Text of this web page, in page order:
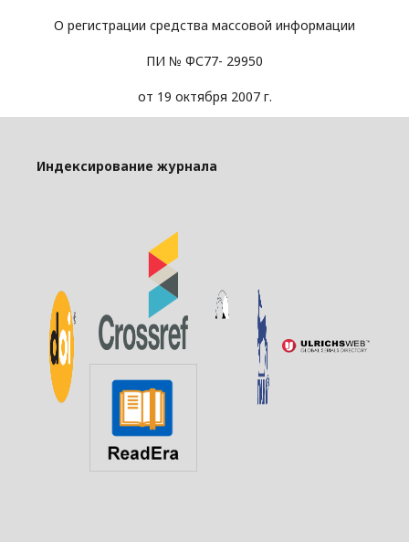
О регистрации средства массовой информации
ПИ № ФС77- 29950
от 19 октября 2007 г.
Индексирование журнала